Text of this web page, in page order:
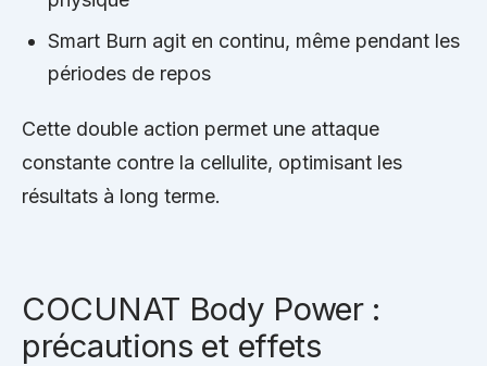
Smart Burn agit en continu, même pendant les
périodes de repos
Cette double action permet une attaque
constante contre la cellulite, optimisant les
résultats à long terme.
COCUNAT Body Power :
précautions et effets